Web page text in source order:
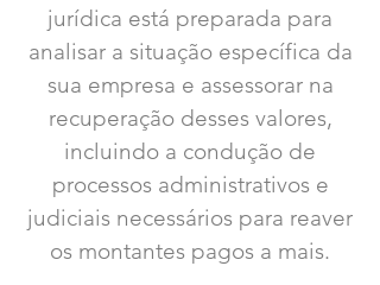
jurídica está preparada para
analisar a situação específica da
sua empresa e assessorar na
recuperação desses valores,
incluindo a condução de
processos administrativos e
judiciais necessários para reaver
os montantes pagos a mais.